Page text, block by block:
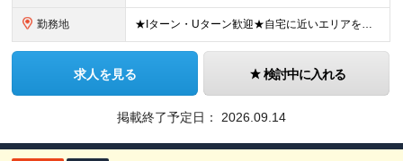
勤務地 ★Iターン・Uターン歓迎★自宅に近いエリアを選べます 神奈川/愛知/三重/岐阜/静岡/山梨/大阪/埼玉/千葉/京都/滋賀/島根/兵庫 ■関東 東京都/台東区、世田谷区 神奈川県/横浜市、川崎市、相模
求人を見る 検討中に入れる
掲載終了予定日： 2026.09.14